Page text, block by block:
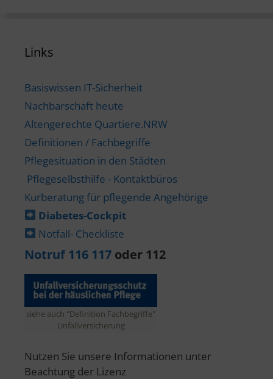
Links
Basiswissen IT-Sicherheit
Nachbarschaft heute
Altengerechte Quartiere.NRW
Definitionen / Fachbegriffe
Pflegesituation in den Städten
Pflegeselbsthilfe - Kontaktbüros
Kurberatung für pflegende Angehörige
Diabetes-​Cockpit
Notfall- Checkliste
Notruf 116 117 oder 112
siehe auch "Definition Fachbegriffe"
Unfallversicherung
Nutzen Sie unsere Informationen unter
Beachtung der Lizenz